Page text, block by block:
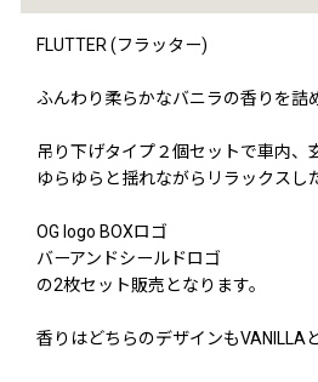
FLUTTER (フラッター)
ふんわり柔らかなバニラの香りを詰
吊り下げタイプ２個セットで車内、
ゆらゆらと揺れながらリラックスし
OG logo BOXロゴ
バーアンドシールドロゴ
の2枚セット販売となります。
香りはどちらのデザインもVANILLA